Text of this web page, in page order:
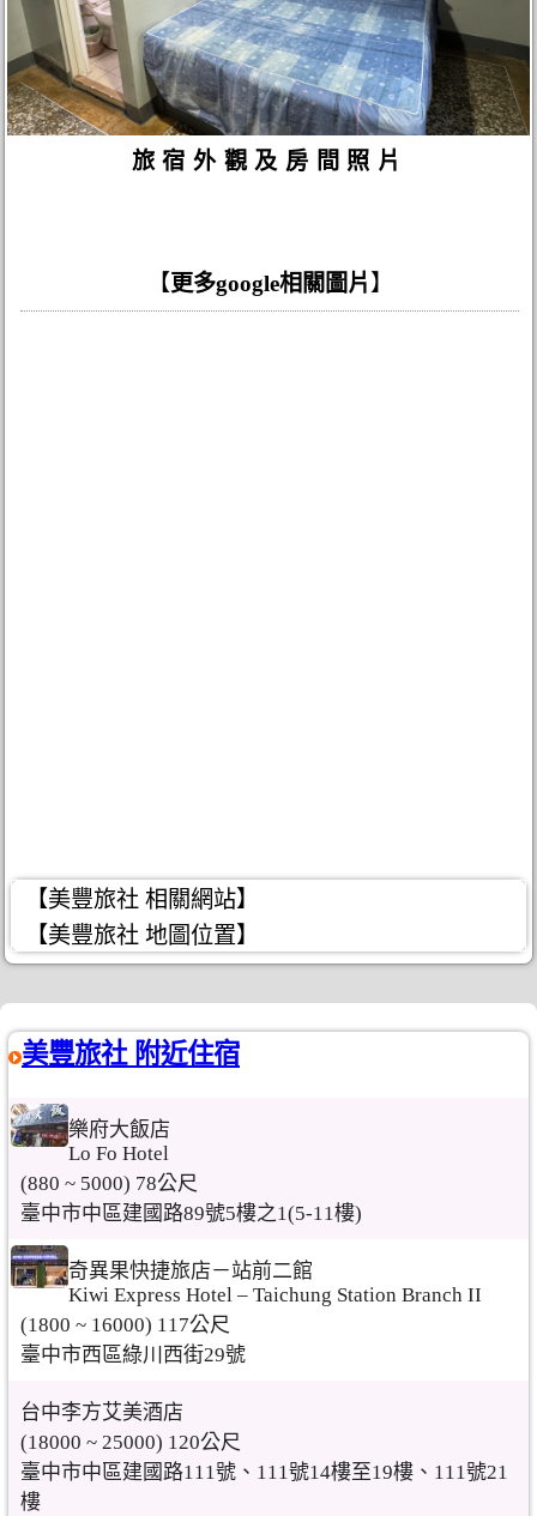
旅宿外觀及房間照片
【 更多google相關圖片 】
【美豐旅社 相關網站】
【美豐旅社 地圖位置】
美豐旅社 附近住宿
樂府大飯店
Lo Fo Hotel
(880 ~ 5000) 78公尺
臺中市中區建國路89號5樓之1(5-11樓)
奇異果快捷旅店－站前二館
Kiwi Express Hotel – Taichung Station Branch II
(1800 ~ 16000) 117公尺
臺中市西區綠川西街29號
台中李方艾美酒店
(18000 ~ 25000) 120公尺
臺中市中區建國路111號、111號14樓至19樓、111號21
樓